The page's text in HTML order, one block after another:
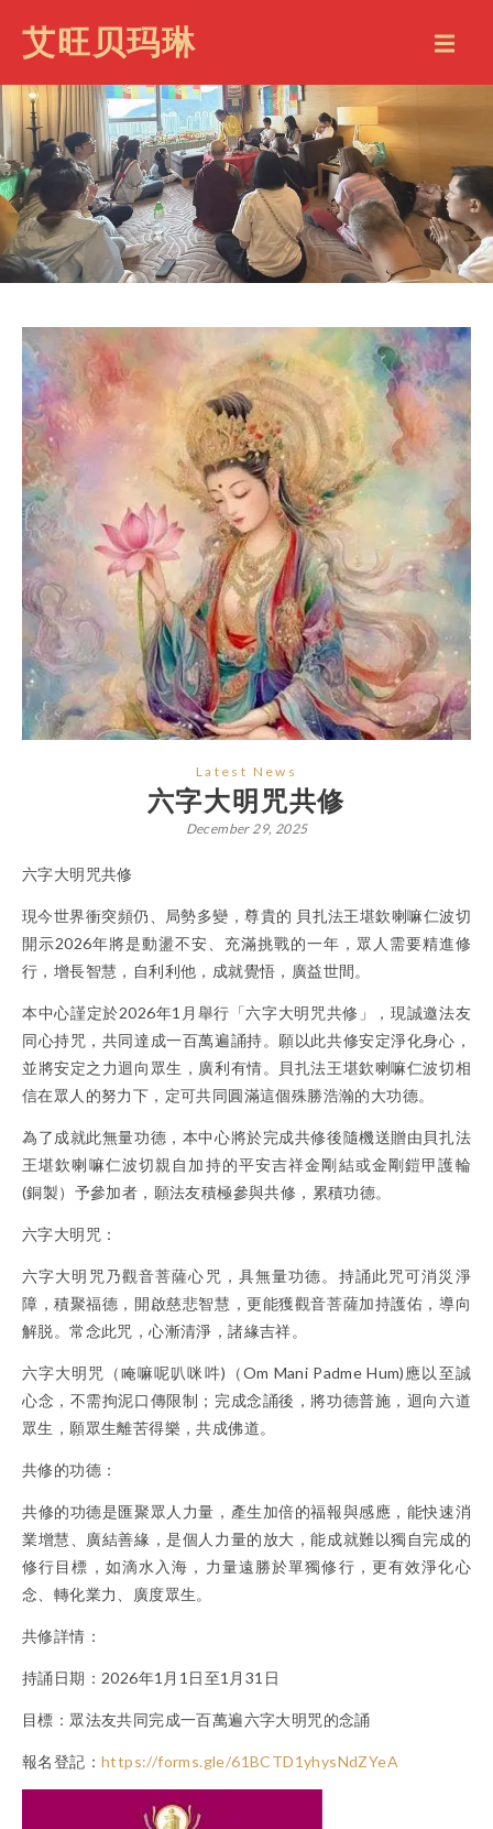
艾旺贝玛琳
Latest News
六字大明咒共修
December 29, 2025
六字大明咒共修
現今世界衝突頻仍、局勢多變，尊貴的 ⾙扎法王堪欽喇嘛仁波切
開示2026年將是動盪不安、充滿挑戰的一年，眾人需要精進修
行，增長智慧，自利利他，成就覺悟，廣益世間。
本中心謹定於2026年1月舉行「六字大明咒共修」，現誠邀法友
同心持咒，共同達成一百萬遍誦持。願以此共修安定淨化身心，
並將安定之力迴向眾生，廣利有情。⾙扎法王堪欽喇嘛仁波切相
信在眾人的努力下，定可共同圓滿這個殊勝浩瀚的大功德。
為了成就此無量功德，本中心將於完成共修後隨機送贈由⾙扎法
王堪欽喇嘛仁波切親自加持的平安吉祥金剛結或金剛鎧甲護輪
(銅製）予參加者，願法友積極參與共修，累積功德。
六字大明咒：
六字大明咒乃觀音菩薩心咒，具無量功德。持誦此咒可消災淨
障，積聚福德，開啟慈悲智慧，更能獲觀音菩薩加持護佑，導向
解脱。常念此咒，心漸清淨，諸緣吉祥。
六字大明咒（唵嘛呢叭咪吽)（Om Mani Padme Hum)應以至誠
心念，不需拘泥口傳限制；完成念誦後，將功德普施，迴向六道
眾生，願眾生離苦得樂，共成佛道。
共修的功德：
共修的功德是匯聚眾人力量，產生加倍的福報與感應，能快速消
業增慧、廣結善緣，是個人力量的放大，能成就難以獨自完成的
修行目標，如滴水入海，力量遠勝於單獨修行，更有效淨化心
念、轉化業力、廣度眾生。
共修詳情：
持誦日期：2026年1月1日至1月31日
目標：眾法友共同完成一百萬遍六字大明咒的念誦
報名登記： https://forms.gle/61BCTD1yhysNdZYeA